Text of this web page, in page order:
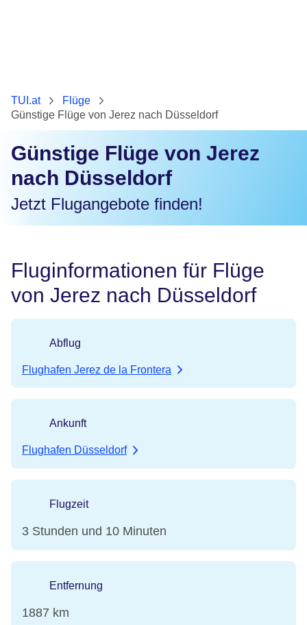
TUI.at
Flüge
Günstige Flüge von Jerez nach Düsseldorf
Günstige Flüge von Jerez
nach Düsseldorf
Jetzt Flugangebote finden!
Fluginformationen für Flüge
von Jerez nach Düsseldorf
Abflug
Flughafen Jerez de la Frontera
Ankunft
Flughafen Düsseldorf
Flugzeit
3 Stunden und 10 Minuten
Entfernung
1887 km